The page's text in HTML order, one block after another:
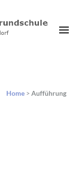
Home > Aufführung